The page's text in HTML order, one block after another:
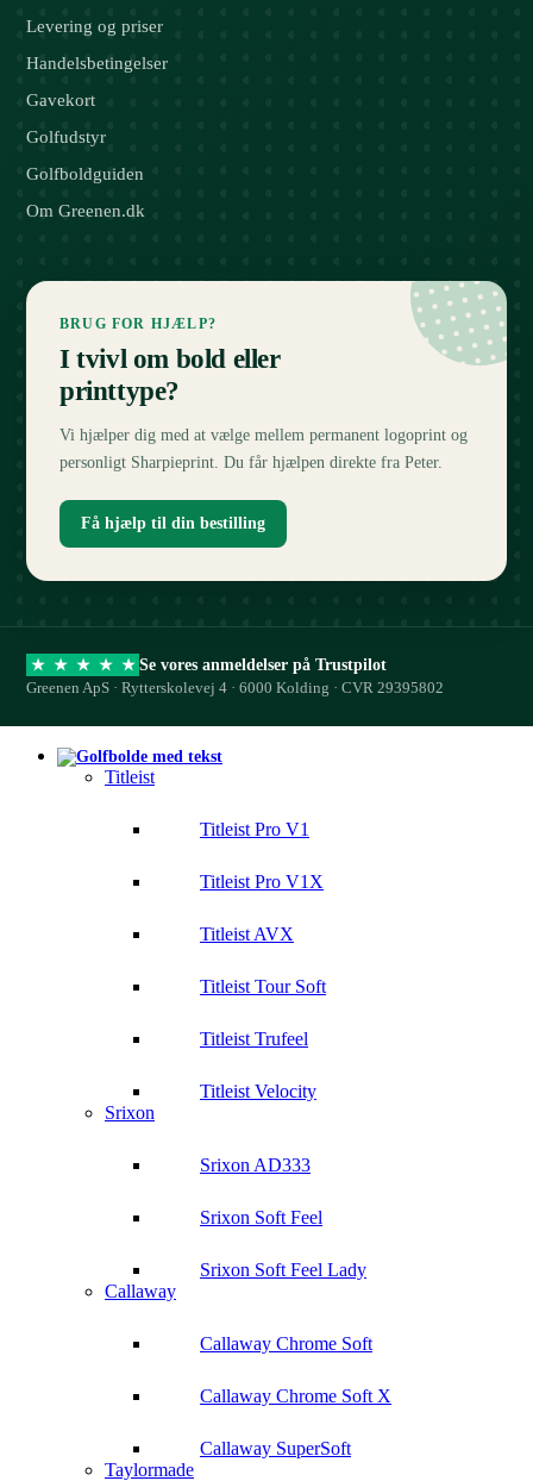
Levering og priser
Handelsbetingelser
Gavekort
Golfudstyr
Golfboldguiden
Om Greenen.dk
BRUG FOR HJÆLP?
I tvivl om bold eller
printtype?
Vi hjælper dig med at vælge mellem permanent logoprint og
personligt Sharpieprint. Du får hjælpen direkte fra Peter.
Få hjælp til din bestilling
Greenen ApS · Rytterskolevej 4 · 6000 Kolding · CVR 29395802
★ ★ ★ ★ ★ Se vores anmeldelser på Trustpilot
Titleist
Titleist Pro V1
Titleist Pro V1X
Titleist AVX
Titleist Tour Soft
Titleist Trufeel
Titleist Velocity
Srixon
Srixon AD333
Srixon Soft Feel
Srixon Soft Feel Lady
Callaway
Callaway Chrome Soft
Callaway Chrome Soft X
Callaway SuperSoft
Taylormade